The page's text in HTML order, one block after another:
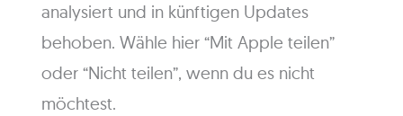
analysiert und in künftigen Updates
behoben. Wähle hier “Mit Apple teilen”
oder “Nicht teilen”, wenn du es nicht
möchtest.